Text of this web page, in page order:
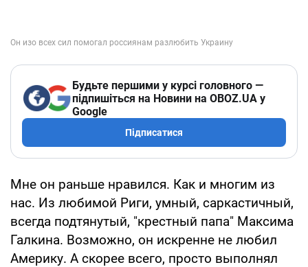
Будьте першими у курсі головного —
підпишіться на Новини на OBOZ.UA у
Google
Підписатися
Мне он раньше нравился. Как и многим из
нас. Из любимой Риги, умный, саркастичный,
всегда подтянутый, "крестный папа" Максима
Галкина. Возможно, он искренне не любил
Америку. А скорее всего, просто выполнял